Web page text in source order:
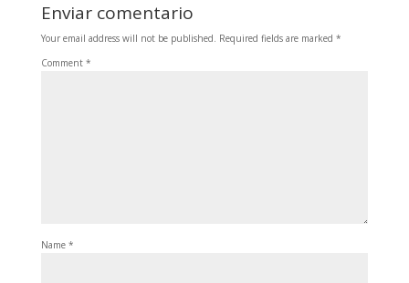
Enviar comentario
Your email address will not be published. Required fields are marked *
Comment *
Name *